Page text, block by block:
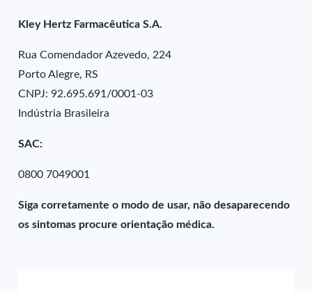
Kley Hertz Farmacêutica S.A.
Rua Comendador Azevedo, 224
Porto Alegre, RS
CNPJ: 92.695.691/0001-03
Indústria Brasileira
SAC:
0800 7049001
Siga corretamente o modo de usar, não desaparecendo
os sintomas procure orientação médica.